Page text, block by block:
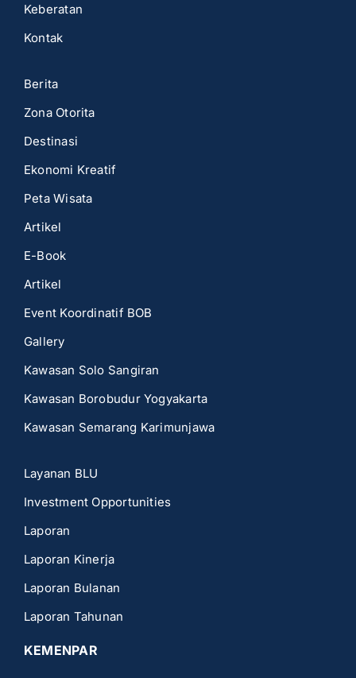
Keberatan
Kontak
Berita
Zona Otorita
Destinasi
Ekonomi Kreatif
Peta Wisata
Artikel
E-Book
Artikel
Event Koordinatif BOB
Gallery
Kawasan Solo Sangiran
Kawasan Borobudur Yogyakarta
Kawasan Semarang Karimunjawa
Layanan BLU
Investment Opportunities
Laporan
Laporan Kinerja
Laporan Bulanan
Laporan Tahunan
KEMENPAR